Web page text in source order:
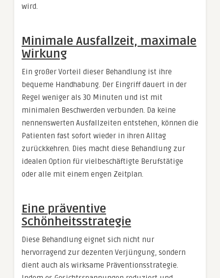
wird.
Minimale Ausfallzeit, maximale
Wirkung
Ein großer Vorteil dieser Behandlung ist ihre
bequeme Handhabung. Der Eingriff dauert in der
Regel weniger als 30 Minuten und ist mit
minimalen Beschwerden verbunden. Da keine
nennenswerten Ausfallzeiten entstehen, können die
Patienten fast sofort wieder in ihren Alltag
zurückkehren. Dies macht diese Behandlung zur
idealen Option für vielbeschäftigte Berufstätige
oder alle mit einem engen Zeitplan.
Eine präventive
Schönheitsstrategie
Diese Behandlung eignet sich nicht nur
hervorragend zur dezenten Verjüngung, sondern
dient auch als wirksame Präventionsstrategie.